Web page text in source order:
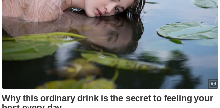
प
र
मी
क्षा
ज्यो